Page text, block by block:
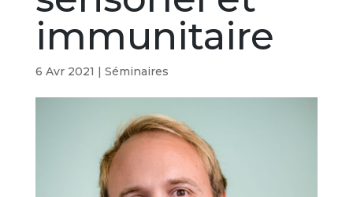
immunitaire
6 Avr 2021 | Séminaires